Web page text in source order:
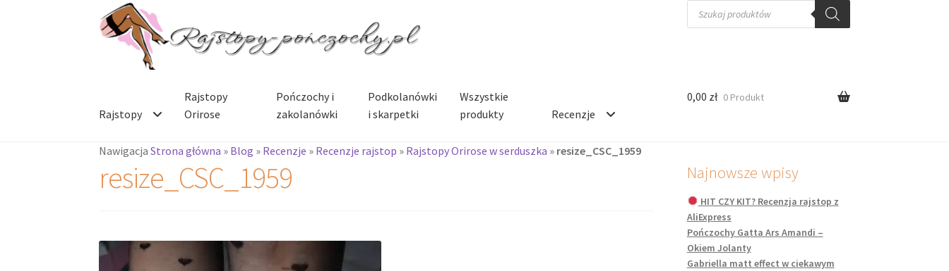
Przejdź
do
nawigacji
Przejdź
do
treści
Wyszukiwarka
produktów
Rajstopy
Rajstopy
Orirose
Pończochy i
zakolanówki
Podkolanówki
i skarpetki
Wszystkie
produkty
Recenzje
0,00 zł 0 Produkt
NawigacjaStrona główna » Blog » Recenzje » Recenzje rajstop » Rajstopy Orirose w serduszka » resize_CSC_1959
resize_CSC_1959 Najnowsze wpisy
HIT CZY KIT? Recenzja rajstop z
AliExpress
Pończochy Gatta Ars Amandi –
Okiem Jolanty
Gabriella matt effect w ciekawym